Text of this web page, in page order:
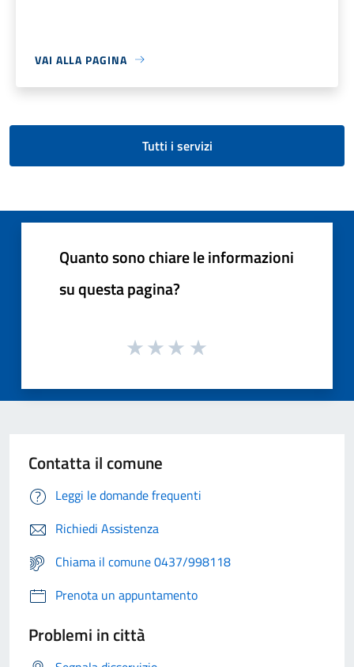
VAI ALLA PAGINA
Tutti i servizi
Quanto sono chiare le informazioni
su questa pagina?
Contatta il comune
Leggi le domande frequenti
Richiedi Assistenza
Chiama il comune 0437/998118
Prenota un appuntamento
Problemi in città